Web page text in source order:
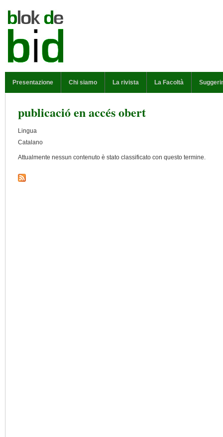
Presentazione Chi siamo La rivista La Facoltà
publicació en accés obert
Lingua
Catalano
Attualmente nessun contenuto è stato classificato con questo termine.